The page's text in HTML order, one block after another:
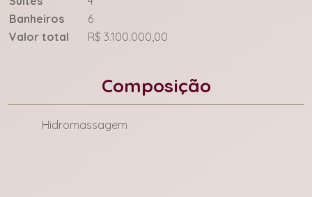
Banheiros
6
Valor total
R$ 3.100.000,00
Composição
Hidromassagem